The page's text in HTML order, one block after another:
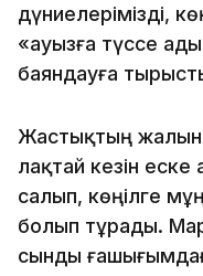
дүниелерімізді,
«ауызға түссе
баяндауға
Жастықтың
лақтай кезін
салып, көңілге
болып тұрады.
сынды